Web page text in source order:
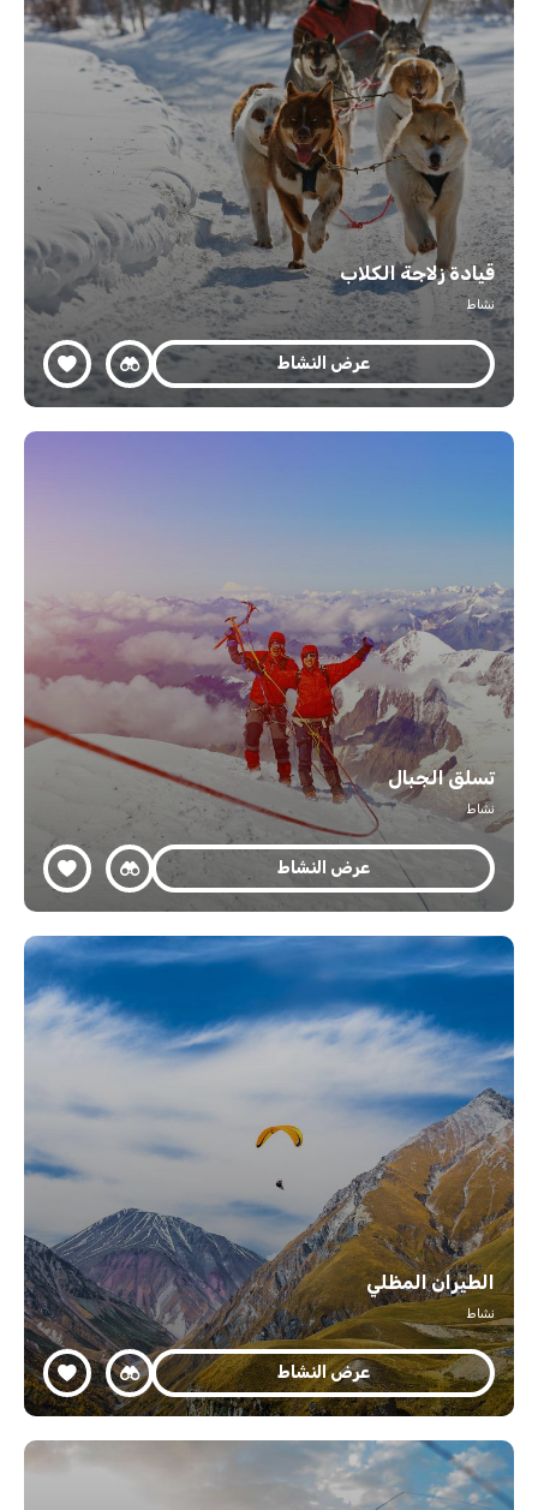
قيادة زلاجة الكلاب
نشاط
عرض النشاط
تسلق الجبال
نشاط
عرض النشاط
الطيران المظلي
نشاط
عرض النشاط